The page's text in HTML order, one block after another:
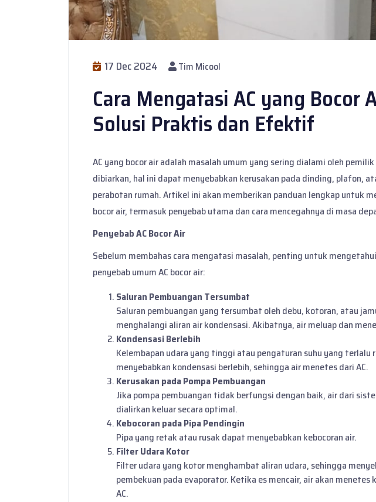
17 Dec 2024 Tim Micool
Cara Mengatasi AC yang Bocor
Solusi Praktis dan Efektif
AC yang bocor air adalah masalah umum yang sering dialami oleh pemilik
dibiarkan, hal ini dapat menyebabkan kerusakan pada dinding, plafon,
perabotan rumah. Artikel ini akan memberikan panduan lengkap untuk
bocor air, termasuk penyebab utama dan cara mencegahnya di masa
Penyebab AC Bocor Air
Sebelum membahas cara mengatasi masalah, penting untuk
penyebab umum AC bocor air:
Saluran Pembuangan Tersumbat
Saluran pembuangan yang tersumbat oleh debu, kotoran, atau
menghalangi aliran air kondensasi. Akibatnya, air meluap dan
Kondensasi Berlebih
Kelembapan udara yang tinggi atau pengaturan suhu yang terlalu
menyebabkan kondensasi berlebih, sehingga air menetes dari AC.
Kerusakan pada Pompa Pembuangan
Jika pompa pembuangan tidak berfungsi dengan baik, air dari
dialirkan keluar secara optimal.
Kebocoran pada Pipa Pendingin
Pipa yang retak atau rusak dapat menyebabkan kebocoran air.
Filter Udara Kotor
Filter udara yang kotor menghambat aliran udara, sehingga
pembekuan pada evaporator. Ketika es mencair, air akan menetes
AC.